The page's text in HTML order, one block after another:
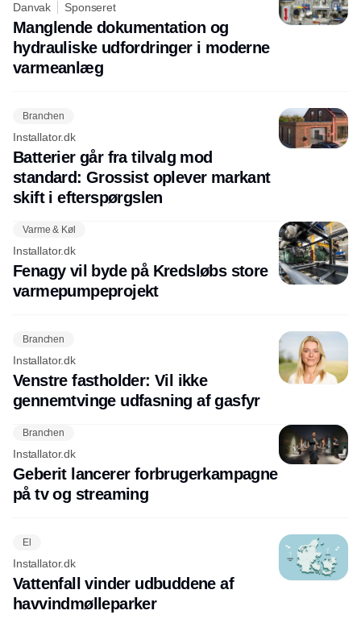
Danvak Sponseret
Manglende dokumentation og
hydrauliske udfordringer i moderne
varmeanlæg
Branchen
Installator.dk
Batterier går fra tilvalg mod
standard: Grossist oplever markant
skift i efterspørgslen
Varme & Køl
Installator.dk
Fenagy vil byde på Kredsløbs store
varmepumpeprojekt
Branchen
Installator.dk
Venstre fastholder: Vil ikke
gennemtvinge udfasning af gasfyr
Branchen
Installator.dk
Geberit lancerer forbrugerkampagne
på tv og streaming
El
Installator.dk
Vattenfall vinder udbuddene af
havvindmølleparker